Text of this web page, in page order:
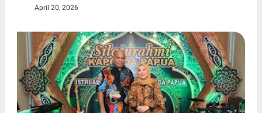
April 20, 2026